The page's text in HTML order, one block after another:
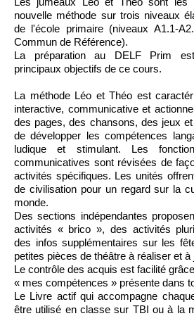
nouvelle méthode sur trois niveaux
de l'école primaire (niveaux A1.1-
Commun de Référence).
La préparation au DELF Prim
principaux objectifs de ce cours.
La méthode Léo et Théo est
interactive, communicative et
des pages, des chansons, des jeux
de développer les compétences
ludique et stimulant. Les
communicatives sont révisées de
activités spécifiques. Les unités
de civilisation pour un regard sur la
monde.
Des sections indépendantes
activités « brico », des activités
des infos supplémentaires sur les
petites pièces de théâtre à réaliser et
Le contrôle des acquis est facilité
« mes compétences » présente dans
Le Livre actif qui accompagne
être utilisé en classe sur TBI ou à la